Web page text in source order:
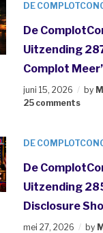
DE
De
Uitzending
Complot
juni 15, 2026 by
25 comments
DE
De
Uitzending
Disclosure
mei 27, 2026 by